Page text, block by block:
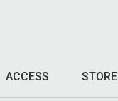
ACCESS STORE